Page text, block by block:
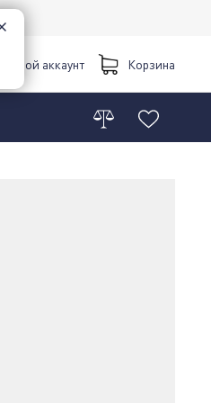
Мой аккаунт Корзина